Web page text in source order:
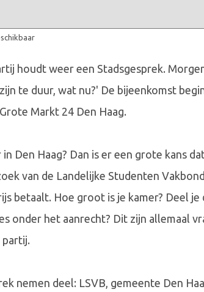
houdt weer een Stadsgesprek.
te duur, wat nu?' De bijeenkomst
Markt 24 Den Haag.
in Den Haag? Dan is er een grote kans
van de Landelijke Studenten
betaalt. Hoe groot is je kamer? Deel
onder het aanrecht? Dit zijn allemaal
partij.
nemen deel: LSVB, gemeente Den